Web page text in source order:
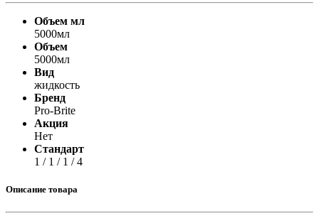
Объем мл
5000мл
Объем
5000мл
Вид
жидкость
Бренд
Pro-Brite
Акция
Нет
Стандарт
1 / 1 / 1 / 4
Описание товара